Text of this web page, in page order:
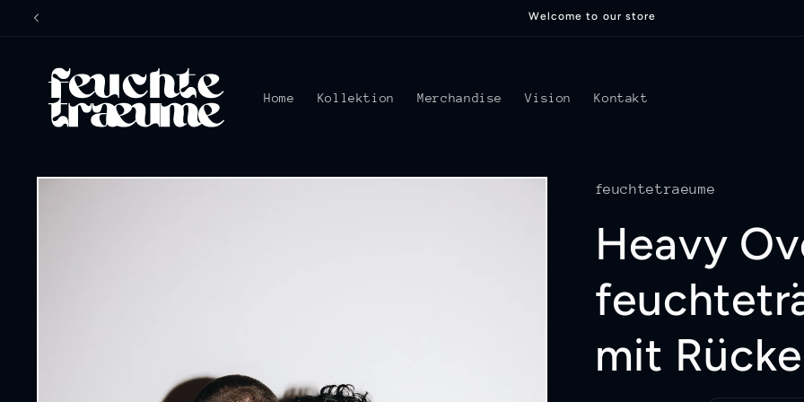
zum
Welcome to our store
Home Kollektion Merchandise Vision Kontakt
feuchtetraeume
Heavy
mit